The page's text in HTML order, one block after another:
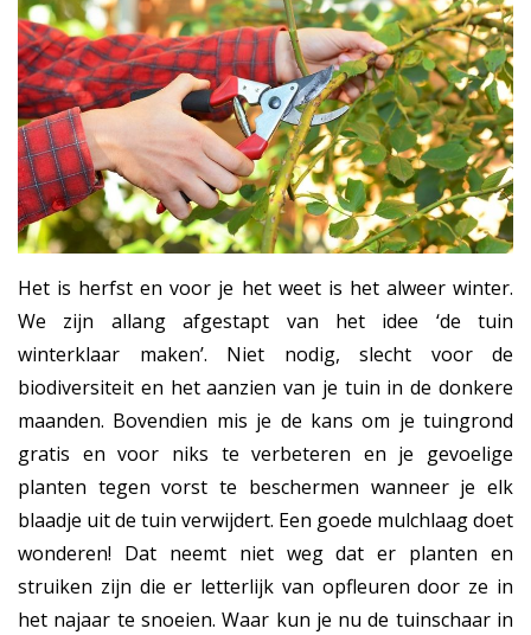
Het is herfst en voor je het weet is het alweer winter.
We zijn allang afgestapt van het idee ‘de tuin
winterklaar maken’. Niet nodig, slecht voor de
biodiversiteit en het aanzien van je tuin in de donkere
maanden. Bovendien mis je de kans om je tuingrond
gratis en voor niks te verbeteren en je gevoelige
planten tegen vorst te beschermen wanneer je elk
blaadje uit de tuin verwijdert. Een goede mulchlaag doet
wonderen! Dat neemt niet weg dat er planten en
struiken zijn die er letterlijk van opfleuren door ze in
het najaar te snoeien. Waar kun je nu de tuinschaar in